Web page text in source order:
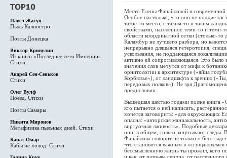
Павел Жагун
Пыль Калиостро
Поэты Донецка
Виктор Кривулин
Из книги «Последнее лето Империи».
Стихи
Андрей Сен-Сеньков
Стихи
Олег Вулф
Поезд. Стихи
Поэты Самары
Никита Миронов
Метафизика пыльных дней. Стихи
Канат Омар
Кабы не холод. Стихи
Место Елены Фанайловой в
Особое настолько, что оно не
такое-то место, с таким-то и таким
свойствами, населённое теми-то и теми-
области координатной сетки (столько-
Каламбур не лучшего разбора, но
непрерывно длящаяся гетеротопия,
ускользания, не поддающаяся
активно ей сопротивляющаяся. Это было
значения слов мечутся от мифа к
орнитологии к архитектуре («яйца
Корбюзье»), от ландшафта к зрению
передовых полков»). Не зря
предисловии.
Вышедшая шестью годами позже книга
кто пытается о ней написать,
хочется заговорить: «для окружающих
опасна: «авторская маниакальность,
виртуозная лживость». Подобные
они, в общем, только запутывают следы.
Фанайлова говорит не только о
что становится важным в «сгущающемся
бессмысленную жизнь ты прожил, кого
и как: от разрыва сердца, от рассеянного